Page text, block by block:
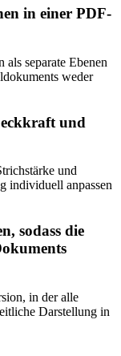
in einer PDF-
separate Ebenen
weder
und
und
individuell anpassen
sodass die
in der alle
Darstellung in